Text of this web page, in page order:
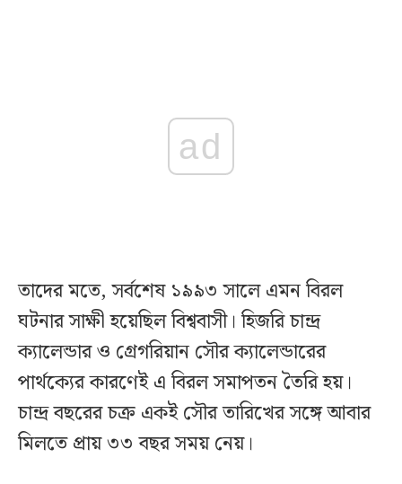
ad
তাদের মতে, সর্বশেষ ১৯৯৩ সালে এমন বিরল
ঘটনার সাক্ষী হয়েছিল বিশ্ববাসী। হিজরি চান্দ্র
ক্যালেন্ডার ও গ্রেগরিয়ান সৌর ক্যালেন্ডারের
পার্থক্যের কারণেই এ বিরল সমাপতন তৈরি হয়।
চান্দ্র বছরের চক্র একই সৌর তারিখের সঙ্গে আবার
মিলতে প্রায় ৩৩ বছর সময় নেয়।